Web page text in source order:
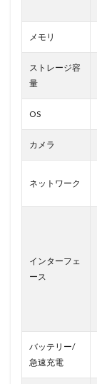
メモリ
ストレージ容
量
OS
カメラ
ネットワーク
インターフェ
ース
バッテリー/
急速充電